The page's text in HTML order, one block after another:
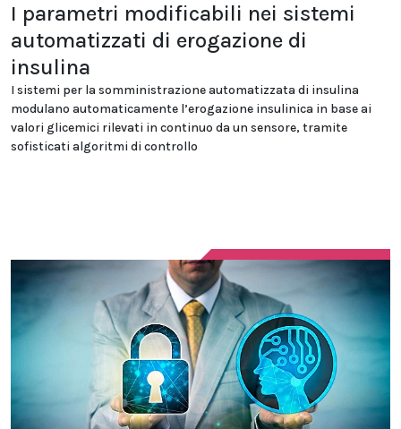
I parametri modificabili nei sistemi
automatizzati di erogazione di
insulina
I sistemi per la somministrazione automatizzata di insulina
modulano automaticamente l’erogazione insulinica in base ai
valori glicemici rilevati in continuo da un sensore, tramite
sofisticati algoritmi di controllo